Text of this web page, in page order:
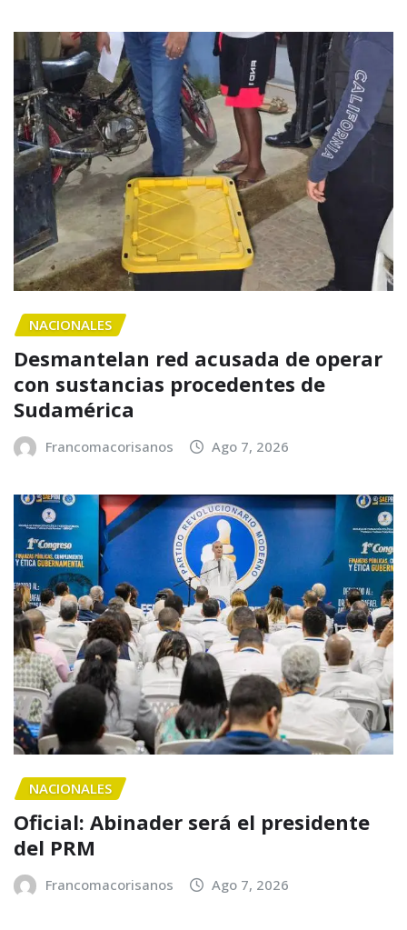
NACIONALES
Desmantelan red acusada de operar
con sustancias procedentes de
Sudamérica
Francomacorisanos Ago 7, 2026
NACIONALES
Oficial: Abinader será el presidente
del PRM
Francomacorisanos Ago 7, 2026